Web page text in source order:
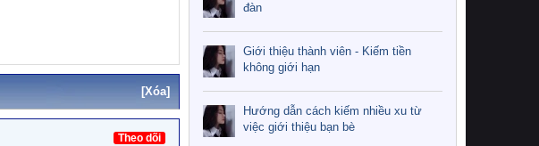
[Xóa]
Theo dõi
đàn
Giới thiệu thành viên - Kiếm tiền
không giới hạn
Hướng dẫn cách kiếm nhiều xu từ
việc giới thiệu bạn bè